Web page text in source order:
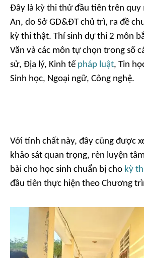
Đây là kỳ thi thử đầu tiên trên quy
An, do Sở GD&ĐT chủ trì, ra đề
kỳ thi thật. Thí sinh dự thi 2 môn
Văn và các môn tự chọn trong số
sử, Địa lý, Kinh tế pháp luật, Tin
Sinh học, Ngoại ngữ, Công nghệ.
Với tính chất này, đây cũng được
khảo sát quan trọng, rèn luyện
bài cho học sinh chuẩn bị cho kỳ
đầu tiên thực hiện theo Chương